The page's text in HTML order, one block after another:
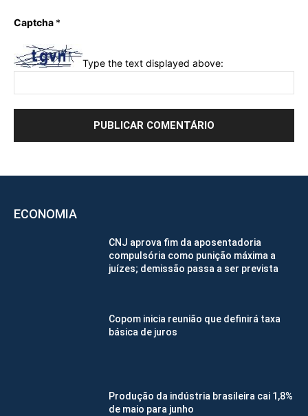
Captcha *
Type the text displayed above:
ECONOMIA
CNJ aprova fim da aposentadoria
compulsória como punição máxima a
juízes; demissão passa a ser prevista
Copom inicia reunião que definirá taxa
básica de juros
Produção da indústria brasileira cai 1,8%
de maio para junho